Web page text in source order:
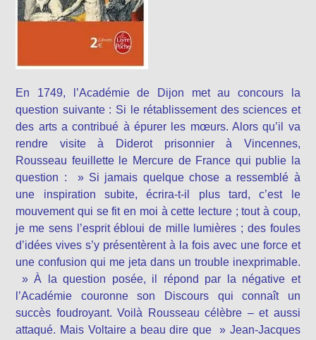
En 1749, l’Académie de Dijon met au concours la
question suivante : Si le rétablissement des sciences et
des arts a contribué à épurer les mœurs. Alors qu’il va
rendre visite à Diderot prisonnier à Vincennes,
Rousseau feuillette le Mercure de France qui publie la
question : » Si jamais quelque chose a ressemblé à
une inspiration subite, écrira-t-il plus tard, c’est le
mouvement qui se fit en moi à cette lecture ; tout à coup,
je me sens l’esprit ébloui de mille lumières ; des foules
d’idées vives s’y présentèrent à la fois avec une force et
une confusion qui me jeta dans un trouble inexprimable.
» À la question posée, il répond par la négative et
l’Académie couronne son Discours qui connaît un
succès foudroyant. Voilà Rousseau célèbre – et aussi
attaqué. Mais Voltaire a beau dire que » Jean-Jacques